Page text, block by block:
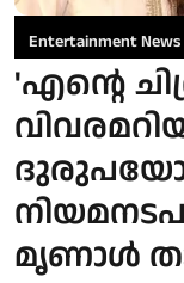
Entertainment News
'എന്റെ
മൃണാൾ